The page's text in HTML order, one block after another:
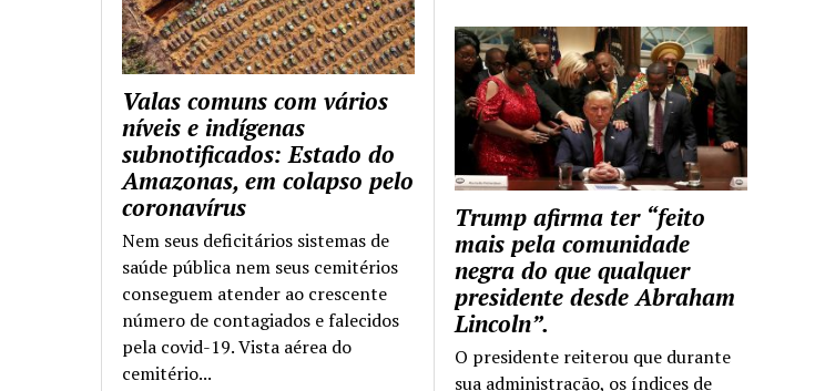
Trump afirma ter “feito
mais pela comunidade
negra do que qualquer
presidente desde Abraham
Lincoln”.
O presidente reiterou que durante
sua administração, os índices de
Valas comuns com vários
níveis e indígenas
subnotificados: Estado do
Amazonas, em colapso pelo
coronavírus
Nem seus deficitários sistemas de
saúde pública nem seus cemitérios
conseguem atender ao crescente
número de contagiados e falecidos
pela covid-19. Vista aérea do
cemitério...